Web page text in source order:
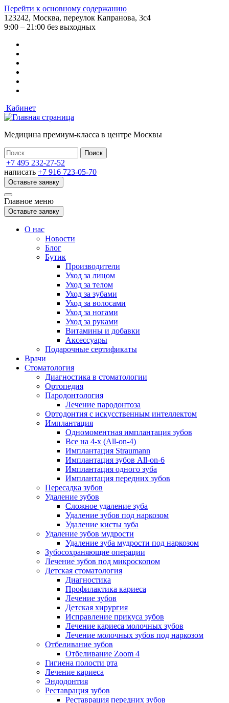
Перейти к основному содержанию
123242, Москва, переулок Капранова, 3с4
9:00 – 21:00 без выходных
Кабинет
Медицина премиум-класса в центре Москвы
+7 495 232-27-52
написать +7 916 723-05-70
Оставьте заявку
Главное меню
Оставьте заявку
О нас
Новости
Блог
Бутик
Производители
Уход за лицом
Уход за телом
Уход за зубами
Уход за волосами
Уход за ногами
Уход за руками
Витамины и добавки
Аксессуары
Подарочные сертификаты
Врачи
Стоматология
Диагностика в стоматологии
Ортопедия
Пародонтология
Лечение пародонтоза
Ортодонтия с искусственным интеллектом
Имплантация
Одномоментная имплантация зубов
Все на 4-х (All-on-4)
Имплантация Straumann
Имплантация зубов All-on-6
Имплантация одного зуба
Имплантация передних зубов
Пересадка зубов
Удаление зубов
Сложное удаление зуба
Удаление зубов под наркозом
Удаление кисты зуба
Удаление зубов мудрости
Удаление зуба мудрости под наркозом
Зубосохраняющие операции
Лечение зубов под микроскопом
Детская стоматология
Диагностика
Профилактика кариеса
Лечение зубов
Детская хирургия
Исправление прикуса зубов
Лечение кариеса молочных зубов
Лечение молочных зубов под наркозом
Отбеливание зубов
Отбеливание Zoom 4
Гигиена полости рта
Лечение кариеса
Эндодонтия
Реставрация зубов
Реставрация передних зубов